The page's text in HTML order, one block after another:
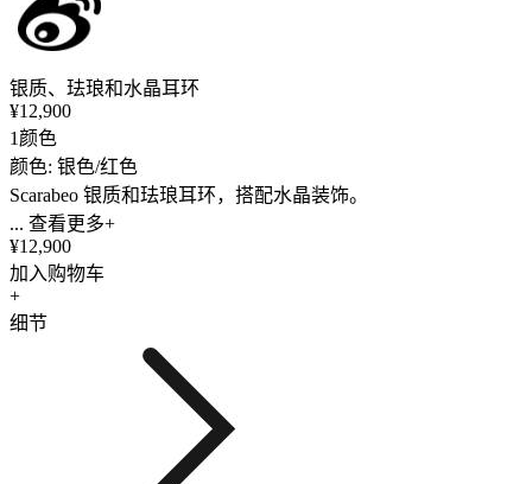
银质、珐琅和水晶耳环
¥12,900
1颜色
颜色: 银色/红色
Scarabeo 银质和珐琅耳环，搭配水晶装饰。
... 查看更多+
¥12,900
加入购物车
+
细节